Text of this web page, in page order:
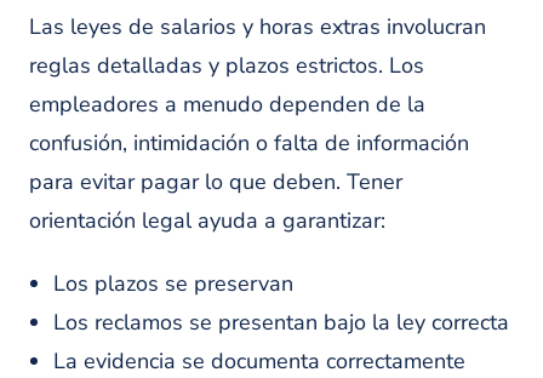
Las leyes de salarios y horas extras involucran
reglas detalladas y plazos estrictos. Los
empleadores a menudo dependen de la
confusión, intimidación o falta de información
para evitar pagar lo que deben. Tener
orientación legal ayuda a garantizar:
Los plazos se preservan
Los reclamos se presentan bajo la ley correcta
La evidencia se documenta correctamente